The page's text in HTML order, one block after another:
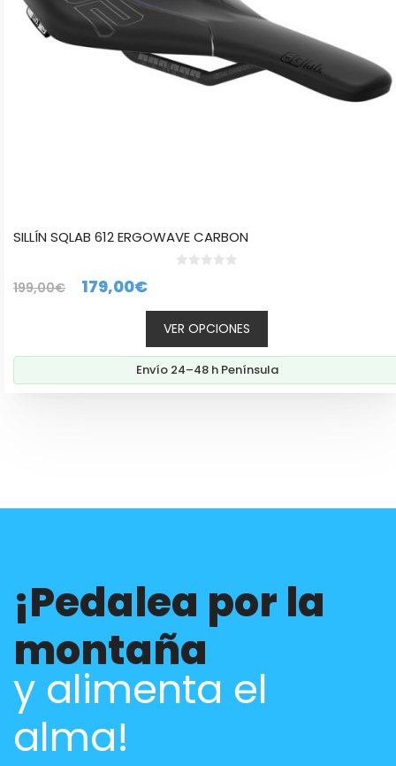
SILLÍN SQLAB 612 ERGOWAVE CARBON
199,00€
El
era:
199,00€.
179,00€El
precio
actual
es:
179,00€.
VER OPCIONES
elegir
Envío 24–48 h Península
¡Pedalea por la
montaña
y alimenta el
alma!